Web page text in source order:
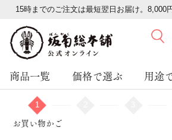
15時までのご注文は最短翌日お届け。8,000
商品一覧 価格で選ぶ 用途
1
お買い物かご